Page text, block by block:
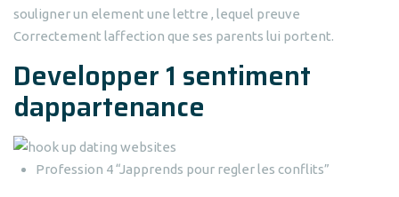
souligner un element une lettre , lequel preuve
Correctement laffection que ses parents lui portent.
Developper 1 sentiment
dappartenance
Profession 4 “Japprends pour regler les conflits”